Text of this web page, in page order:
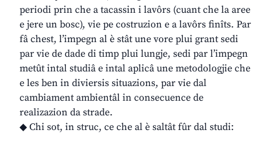
periodi prin che a tacassin i lavôrs (cuant che la aree
e jere un bosc), vie pe costruzion e a lavôrs finîts. Par
fâ chest, l’impegn al è stât une vore plui grant sedi
par vie de dade di timp plui lungje, sedi par l’impegn
metût intal studiâ e intal aplicâ une metodologjie che
e les ben in diviersis situazions, par vie dal
cambiament ambientâl in consecuence de
realizazion da strade.
◆ Chi sot, in struc, ce che al è saltât fûr dal studi: